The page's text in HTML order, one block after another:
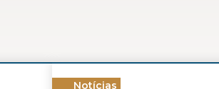
Notícias